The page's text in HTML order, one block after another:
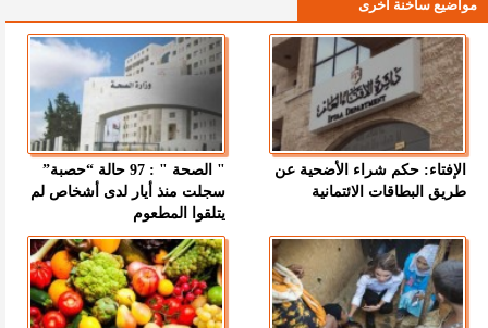
مواضيع ساخنة اخرى
الإفتاء: حكم شراء الأضحية عن
طريق البطاقات الائتمانية
" الصحة " : 97 حالة “حصبة”
سجلت منذ أيار لدى أشخاص لم
يتلقوا المطعوم